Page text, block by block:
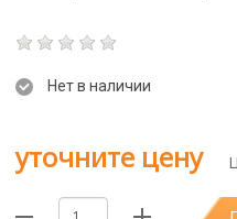
Нет в наличии
уточните цену